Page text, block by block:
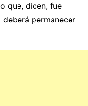
que, dicen, fue
permanecer